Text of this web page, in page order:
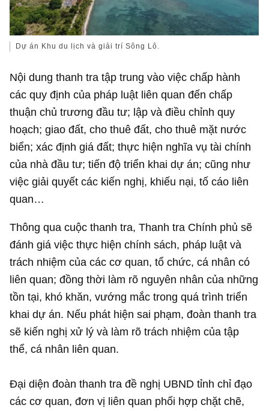
Dự án Khu du lịch và giải trí Sông Lô.
Nội dung thanh tra tập trung vào việc chấp hành
các quy định của pháp luật liên quan đến chấp
thuận chủ trương đầu tư; lập và điều chỉnh quy
hoạch; giao đất, cho thuê đất, cho thuê mặt nước
biển; xác định giá đất; thực hiện nghĩa vụ tài chính
của nhà đầu tư; tiến độ triển khai dự án; cũng như
việc giải quyết các kiến nghị, khiếu nại, tố cáo liên
quan…
Thông qua cuộc thanh tra, Thanh tra Chính phủ sẽ
đánh giá việc thực hiện chính sách, pháp luật và
trách nhiệm của các cơ quan, tổ chức, cá nhân có
liên quan; đồng thời làm rõ nguyên nhân của những
tồn tại, khó khăn, vướng mắc trong quá trình triển
khai dự án. Nếu phát hiện sai phạm, đoàn thanh tra
sẽ kiến nghị xử lý và làm rõ trách nhiệm của tập
thể, cá nhân liên quan.
Đại diện đoàn thanh tra đề nghị UBND tỉnh chỉ đạo
các cơ quan, đơn vị liên quan phối hợp chặt chẽ,